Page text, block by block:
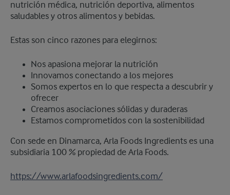
nutrición médica, nutrición deportiva, alimentos
saludables y otros alimentos y bebidas.
Estas son cinco razones para elegirnos:
Nos apasiona mejorar la nutrición
Innovamos conectando a los mejores
Somos expertos en lo que respecta a descubrir y
ofrecer
Creamos asociaciones sólidas y duraderas
Estamos comprometidos con la sostenibilidad
Con sede en Dinamarca, Arla Foods Ingredients es una
subsidiaria 100 % propiedad de Arla Foods.
https://www.arlafoodsingredients.com/